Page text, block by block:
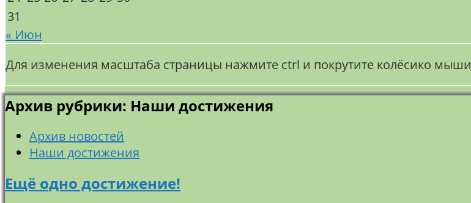
31
« Июн
Для изменения масштаба страницы нажмите ctrl и покрутите колёсико мыши
Архив рубрики: Наши достижения
Архив новостей
Наши достижения
Ещё одно достижение!